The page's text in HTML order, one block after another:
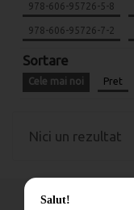
978-606-95726-5-8
978-606-95726-7-2
Sortare
Cele mai noi Pret
Nici un rezultat
Salut!